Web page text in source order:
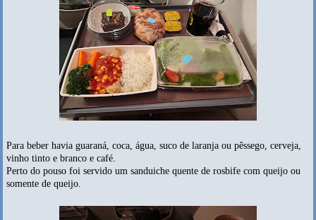
Para beber havia guaraná, coca, água, suco de laranja ou pêssego, cerveja,
vinho tinto e branco e café.
Perto do pouso foi servido um sanduiche quente de rosbife com queijo ou
somente de queijo.